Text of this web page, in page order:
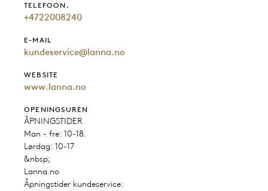
TELEFOON.
+4722008240
E-MAIL
kundeservice@lanna.no
WEBSITE
www.lanna.no
OPENINGSUREN
ÅPNINGSTIDER
Man - fre: 10-18.
Lørdag: 10-17
&nbsp;
Lanna.no
Åpningstider kundeservice: